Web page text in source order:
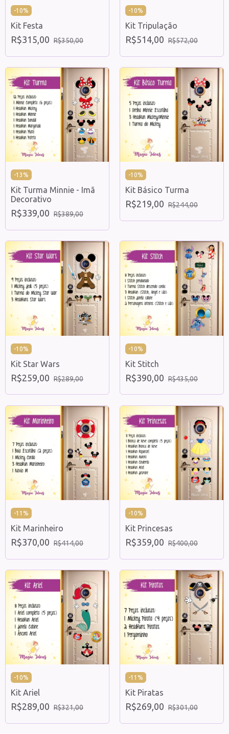
-10%
Kit Festa
R$315,00 R$350,00
-10%
Kit Tripulação
R$514,00 R$572,00
-13 %
Kit Turma Minnie - Imã
Decorativo
R$339,00 R$389,00
-10%
Kit Básico Turma
R$219,00 R$244,00
-10%
Kit Star Wars
R$259,00 R$289,00
-10%
Kit Stitch
R$390,00 R$435,00
-11 %
Kit Marinheiro
R$370,00 R$414,00
-10%
Kit Princesas
R$359,00 R$400,00
-10%
Kit Ariel
R$289,00 R$321,00
-11 %
Kit Piratas
R$269,00 R$301,00